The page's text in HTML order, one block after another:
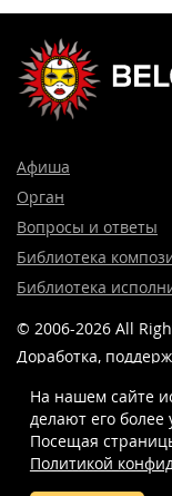
Афиша
Орган
Вопросы и ответы
Библиотека
Библиотека
© 2006-2026 All
Доработка,
8 (499) 923-22-
На нашем сайте
делают его более
Посещая
Политикой